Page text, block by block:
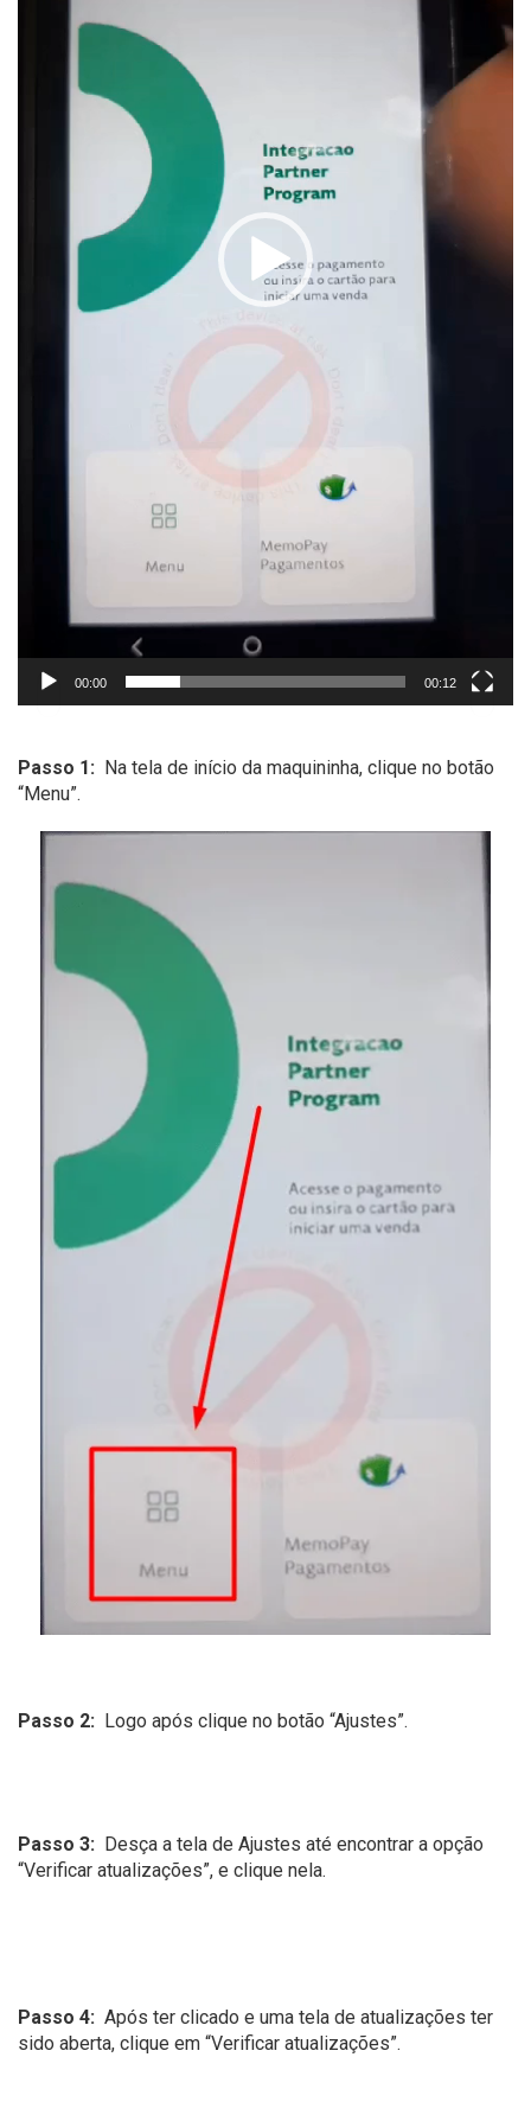
00:00 00:12
Passo 1: Na tela de início da maquininha, clique no botão
“Menu”.
Passo 2: Logo após clique no botão “Ajustes”.
Passo 3: Desça a tela de Ajustes até encontrar a opção
“Verificar atualizações”, e clique nela.
Passo 4: Após ter clicado e uma tela de atualizações ter
sido aberta, clique em “Verificar atualizações”.